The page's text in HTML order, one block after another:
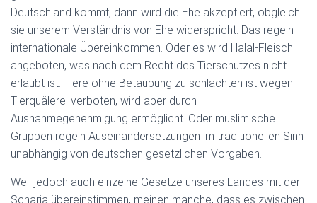
Deutschland kommt, dann wird die Ehe akzeptiert, obgleich
sie unserem Verständnis von Ehe widerspricht. Das regeln
internationale Übereinkommen. Oder es wird Halal-Fleisch
angeboten, was nach dem Recht des Tierschutzes nicht
erlaubt ist. Tiere ohne Betäubung zu schlachten ist wegen
Tierquälerei verboten, wird aber durch
Ausnahmegenehmigung ermöglicht. Oder muslimische
Gruppen regeln Auseinandersetzungen im traditionellen Sinn
unabhängig von deutschen gesetzlichen Vorgaben.
Weil jedoch auch einzelne Gesetze unseres Landes mit der
Scharia übereinstimmen, meinen manche, dass es zwischen